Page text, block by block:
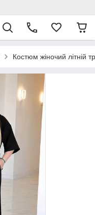
Костюм жіночий лiтнiй